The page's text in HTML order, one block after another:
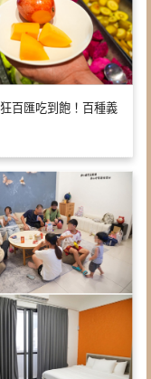
百匯吃到飽！百種義